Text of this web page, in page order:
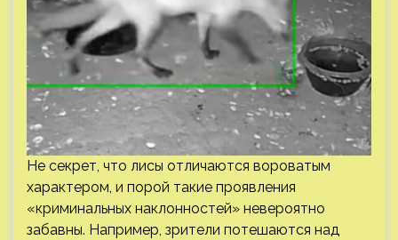
Не секрет, что лисы отличаются вороватым
характером, и порой такие проявления
«криминальных наклонностей» невероятно
забавны. Например, зрители потешаются над